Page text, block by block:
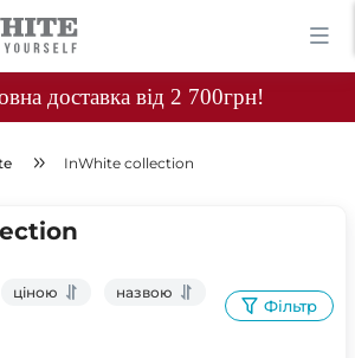
доставка від 2 700грн!
InWhite collection
ціною
назвою
Фільтр